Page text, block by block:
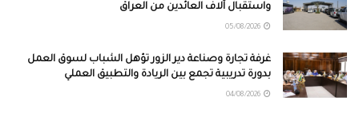
واستقبال آلاف العائدين من العراق
غرفة تجارة وصناعة دير الزور تؤهل الشباب لسوق العمل
بدورة تدريبية تجمع بين الريادة والتطبيق العملي